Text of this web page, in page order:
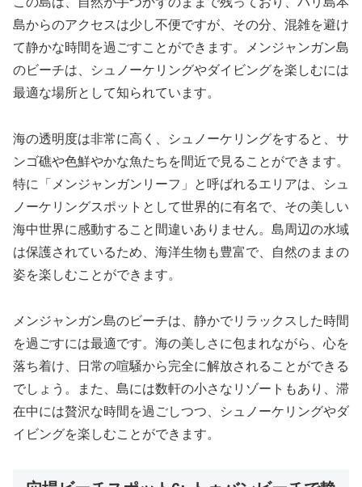
島からのアクセスは少し不便ですが、その分、混雑を避け
て静かな時間を過ごすことができます。メンジャンガン島
のビーチは、シュノーケリングやダイビングを楽しむには
最適な場所として知られています。
海の透明度は非常に高く、シュノーケリングをすると、サ
ンゴ礁や色鮮やかな魚たちを間近で見ることができます。
特に「メンジャンガンリーフ」と呼ばれるエリアは、シュ
ノーケリングスポットとして世界的に有名で、その美しい
海中世界に感動すること間違いありません。島周辺の水域
は保護されているため、海洋生物も豊富で、自然のままの
姿を楽しむことができます。
メンジャンガン島のビーチは、静かでリラックスした時間
を過ごすには最適です。海の美しさに包まれながら、心を
落ち着け、日常の喧騒から完全に解放されることができる
でしょう。また、島には数軒の小さなリゾートもあり、滞
在中には贅沢な時間を過ごしつつ、シュノーケリングやダ
イビングを楽しむことができます。